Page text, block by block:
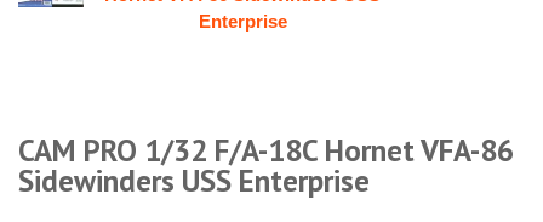
CAM PRO 1/32 F/A-18C Hornet VFA-86
Sidewinders USS Enterprise